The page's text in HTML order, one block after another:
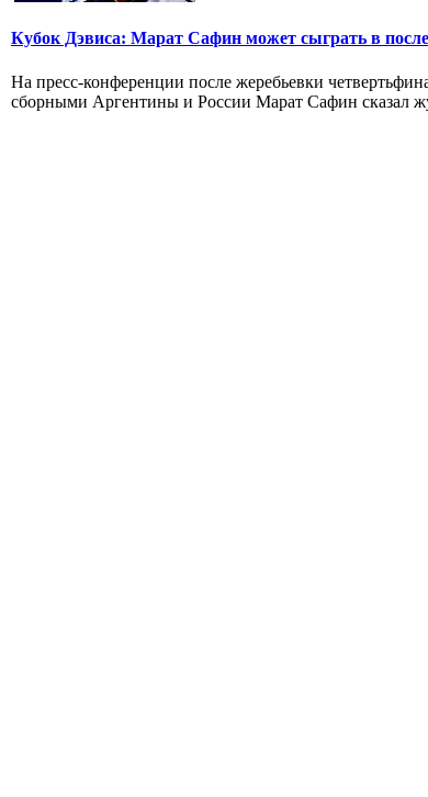
Кубок Дэвиса: Марат Сафин может сыграть в
На пресс-конференции после жеребьевки
сборными Аргентины и России Марат Сафин сказал